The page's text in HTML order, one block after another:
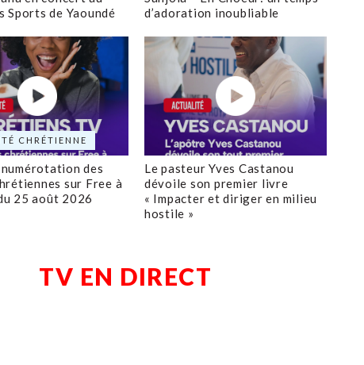
Sports de Yaoundé
d’adoration inoubliable
CHRÉTIENNE
des
sur Free à
25 août 2026
Le pasteur Yves Castanou
dévoile son premier livre
« Impacter et diriger en milieu
hostile »
TV EN DIRECT